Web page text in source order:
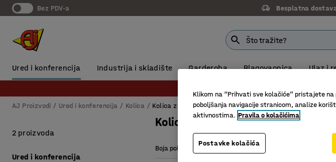
Bez PDV-a Besplatna
Ured i konferencija Industrija i skladište Garderoba Blagovaonica Ulaz i
AJ Proizvodi Ured i konferencija Kolica Kolica za registratore
Kolica za registratore
Boja polica Dužina Visina
2 proizvoda
Ured i konferencija
Klikom na “Prihvati sve kolačiće” pristajete
poboljšanja navigacije stranicom, analize
aktivnostima. Pravila o kolačićima
Postavke kolačića